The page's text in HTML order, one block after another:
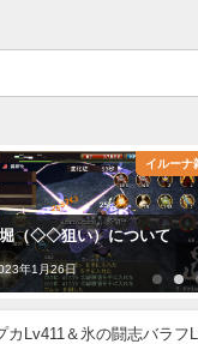
イルーナ
（◇◇狙い）について
年1月26日
カLv411＆氷の闘志バラフ